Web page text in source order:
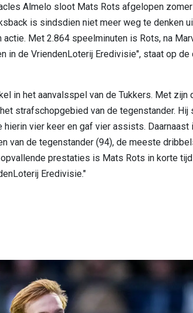
Almelo sloot Mats Rots afgelopen
is sindsdien niet meer weg te denken
Met 2.864 speelminuten is Rots, na
in de VriendenLoterij Eredivisie", staat op
in het aanvalsspel van de Tukkers. Met zijn
strafschopgebied van de tegenstander. Hij
vier keer en gaf vier assists. Daarnaast
van de tegenstander (94), de meeste
prestaties is Mats Rots in korte
Eredivisie."